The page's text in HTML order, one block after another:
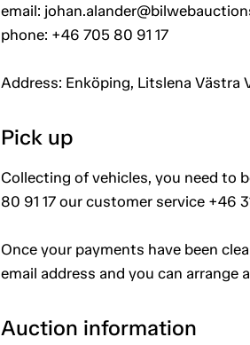
email:
phone: +46 705 80 91 17
Address: Enköping, Litslena Västra
Pick up
Collecting of vehicles, you need to
80 91 17 our customer service +46
Once your payments have been
email address and you can arrange
Auction information